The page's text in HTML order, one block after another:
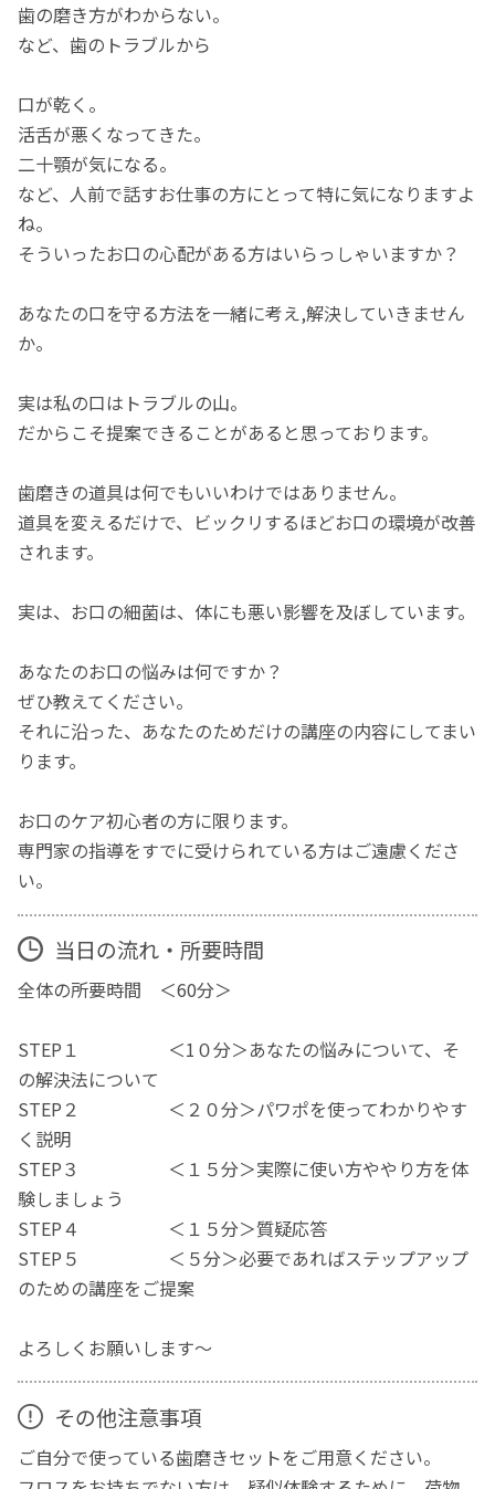
歯の磨き方がわからない。
など、歯のトラブルから
口が乾く。
活舌が悪くなってきた。
二十顎が気になる。
など、人前で話すお仕事の方にとって特に気になりますよ
ね。
そういったお口の心配がある方はいらっしゃいますか？
あなたの口を守る方法を一緒に考え,解決していきません
か。
実は私の口はトラブルの山。
だからこそ提案できることがあると思っております。
歯磨きの道具は何でもいいわけではありません。
道具を変えるだけで、ビックリするほどお口の環境が改善
されます。
実は、お口の細菌は、体にも悪い影響を及ぼしています。
あなたのお口の悩みは何ですか？
ぜひ教えてください。
それに沿った、あなたのためだけの講座の内容にしてまい
ります。
お口のケア初心者の方に限ります。
専門家の指導をすでに受けられている方はご遠慮くださ
い。
当日の流れ・所要時間
全体の所要時間 ＜60分＞
STEP１ ＜1０分＞あなたの悩みについて、そ
の解決法について
STEP２ ＜２０分＞パワポを使ってわかりやす
く説明
STEP３ ＜１５分＞実際に使い方ややり方を体
験しましょう
STEP４ ＜１５分＞質疑応答
STEP５ ＜５分＞必要であればステップアップ
のための講座をご提案
よろしくお願いします～
その他注意事項
ご自分で使っている歯磨きセットをご用意ください。